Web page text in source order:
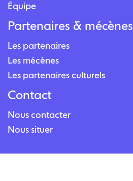
Équipe
Partenaires & mécènes
Les partenaires
Les mécènes
Les partenaires culturels
Contact
Nous contacter
Nous situer